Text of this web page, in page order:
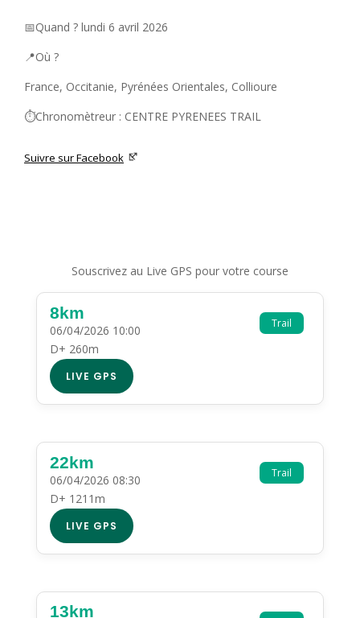
📅Quand ? lundi 6 avril 2026
📍Où ?
France, Occitanie, Pyrénées Orientales, Collioure
⏱️Chronomètreur : CENTRE PYRENEES TRAIL
Suivre sur Facebook
Souscrivez au Live GPS pour votre course
Trail
8km
06/04/2026 10:00
D+ 260m
LIVE GPS
Trail
22km
06/04/2026 08:30
D+ 1211m
LIVE GPS
13km